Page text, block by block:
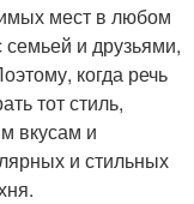
мест в любом
и друзьями,
когда речь
тот стиль,
вкусам и
и стильных